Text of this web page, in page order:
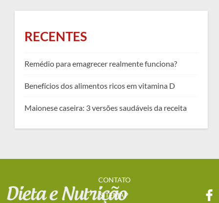
RECENTES
Remédio para emagrecer realmente funciona?
Benefícios dos alimentos ricos em vitamina D
Maionese caseira: 3 versões saudáveis da receita
CONTATO
SITEMAP